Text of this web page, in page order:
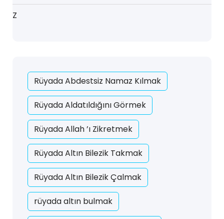
Z
Rüyada Abdestsiz Namaz Kılmak
Rüyada Aldatıldığını Görmek
Rüyada Allah ’ı Zikretmek
Rüyada Altın Bilezik Takmak
Rüyada Altın Bilezik Çalmak
rüyada altın bulmak